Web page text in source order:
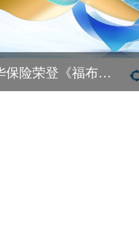
第378位！新华保险荣登《福布斯》全球500强